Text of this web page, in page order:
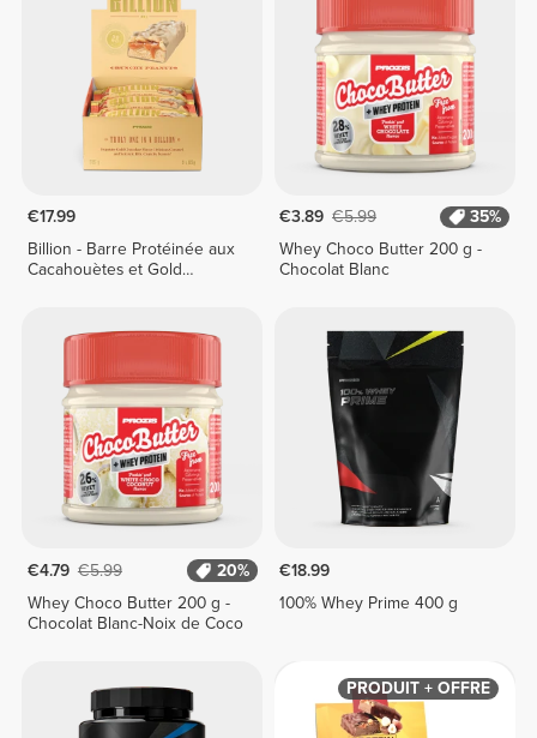
€17.99
Billion - Barre Protéinée aux
Cacahouètes et Gold
€3.89 €5.99
35%
Whey Choco Butter 200 g -
Chocolat Blanc
€4.79 €5.99
20%
Whey Choco Butter 200 g -
Chocolat Blanc-Noix de Coco
€18.99
100% Whey Prime 400 g
PRODUIT + OFFRE